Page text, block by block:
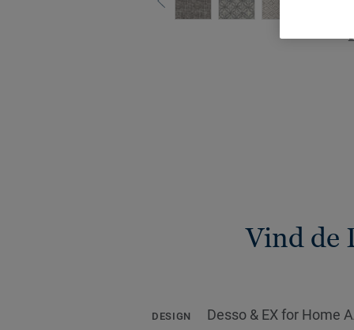
Vind de
DESIGN Desso & EX for Home